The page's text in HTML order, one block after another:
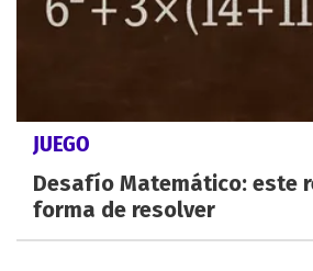
JUEGO
Desafío Matemático: este
forma de resolver